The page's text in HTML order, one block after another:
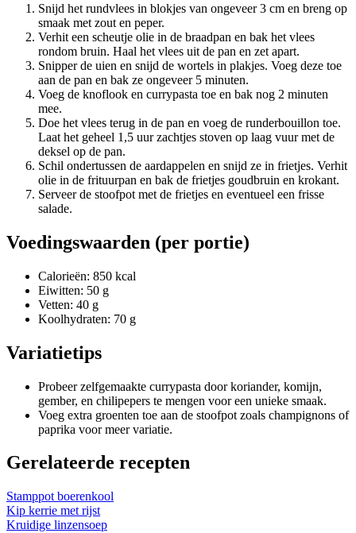
Snijd het rundvlees in blokjes van ongeveer 3 cm en breng op
smaak met zout en peper.
Verhit een scheutje olie in de braadpan en bak het vlees
rondom bruin. Haal het vlees uit de pan en zet apart.
Snipper de uien en snijd de wortels in plakjes. Voeg deze toe
aan de pan en bak ze ongeveer 5 minuten.
Voeg de knoflook en currypasta toe en bak nog 2 minuten
mee.
Doe het vlees terug in de pan en voeg de runderbouillon toe.
Laat het geheel 1,5 uur zachtjes stoven op laag vuur met de
deksel op de pan.
Schil ondertussen de aardappelen en snijd ze in frietjes. Verhit
olie in de frituurpan en bak de frietjes goudbruin en krokant.
Serveer de stoofpot met de frietjes en eventueel een frisse
salade.
Voedingswaarden (per portie)
Calorieën: 850 kcal
Eiwitten: 50 g
Vetten: 40 g
Koolhydraten: 70 g
Variatietips
Probeer zelfgemaakte currypasta door koriander, komijn,
gember, en chilipepers te mengen voor een unieke smaak.
Voeg extra groenten toe aan de stoofpot zoals champignons of
paprika voor meer variatie.
Gerelateerde recepten
Stamppot boerenkool
Kip kerrie met rijst
Kruidige linzensoep